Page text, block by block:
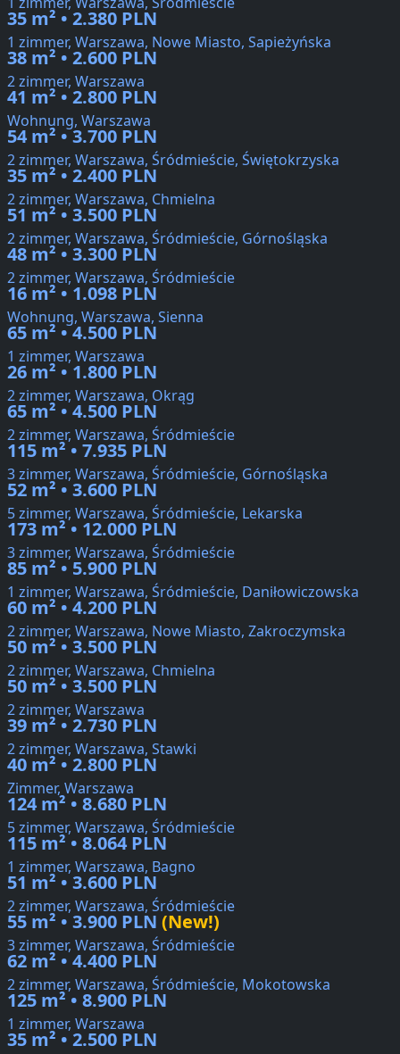
35 m² • 2.380 PLN
1 zimmer, Warszawa, Nowe Miasto, Sapieżyńska
38 m² • 2.600 PLN
2 zimmer, Warszawa
41 m² • 2.800 PLN
Wohnung, Warszawa
54 m² • 3.700 PLN
2 zimmer, Warszawa, Śródmieście, Świętokrzyska
35 m² • 2.400 PLN
2 zimmer, Warszawa, Chmielna
51 m² • 3.500 PLN
2 zimmer, Warszawa, Śródmieście, Górnośląska
48 m² • 3.300 PLN
2 zimmer, Warszawa, Śródmieście
16 m² • 1.098 PLN
Wohnung, Warszawa, Sienna
65 m² • 4.500 PLN
1 zimmer, Warszawa
26 m² • 1.800 PLN
2 zimmer, Warszawa, Okrąg
65 m² • 4.500 PLN
2 zimmer, Warszawa, Śródmieście
115 m² • 7.935 PLN
3 zimmer, Warszawa, Śródmieście, Górnośląska
52 m² • 3.600 PLN
5 zimmer, Warszawa, Śródmieście, Lekarska
173 m² • 12.000 PLN
3 zimmer, Warszawa, Śródmieście
85 m² • 5.900 PLN
1 zimmer, Warszawa, Śródmieście, Daniłowiczowska
60 m² • 4.200 PLN
2 zimmer, Warszawa, Nowe Miasto, Zakroczymska
50 m² • 3.500 PLN
2 zimmer, Warszawa, Chmielna
50 m² • 3.500 PLN
2 zimmer, Warszawa
39 m² • 2.730 PLN
2 zimmer, Warszawa, Stawki
40 m² • 2.800 PLN
Zimmer, Warszawa
124 m² • 8.680 PLN
5 zimmer, Warszawa, Śródmieście
115 m² • 8.064 PLN
1 zimmer, Warszawa, Bagno
51 m² • 3.600 PLN
2 zimmer, Warszawa, Śródmieście
55 m² • 3.900 PLN (New!)
3 zimmer, Warszawa, Śródmieście
62 m² • 4.400 PLN
2 zimmer, Warszawa, Śródmieście, Mokotowska
125 m² • 8.900 PLN
1 zimmer, Warszawa
35 m² • 2.500 PLN